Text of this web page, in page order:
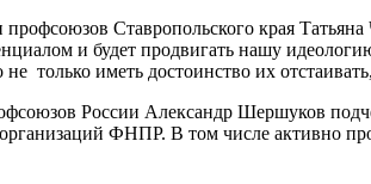
Ставропольского края
и будет продвигать нашу
только иметь достоинство их
России Александр Шершуков
ФНПР. В том числе активно